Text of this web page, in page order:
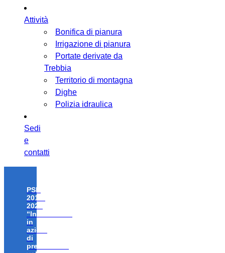
Attività
Bonifica di pianura
Irrigazione di pianura
Portate derivate da
Trebbia
Territorio di montagna
Dighe
Polizia idraulica
Sedi
e
contatti
PSR
2014-
2020
“Investimenti
in
azioni
di
prevenzione